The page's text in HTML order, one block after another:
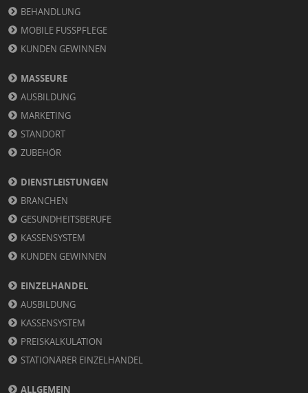
BEHANDLUNG
MOBILE FUSSPFLEGE
KUNDEN GEWINNEN
MASSEURE
AUSBILDUNG
MARKETING
STANDORT
ZUBEHÖR
DIENSTLEISTUNGEN
BRANCHEN
GESUNDHEITSBERUFE
KASSENSYSTEM
KUNDEN GEWINNEN
EINZELHANDEL
AUSBILDUNG
KASSENSYSTEM
PREISKALKULATION
STATIONÄRER EINZELHANDEL
ALLGEMEIN